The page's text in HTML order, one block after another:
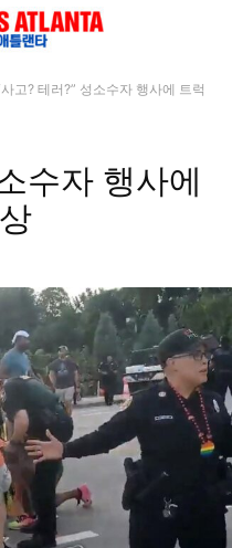
사고? 테러?” 성소수자 행사에 트럭
수자 행사에